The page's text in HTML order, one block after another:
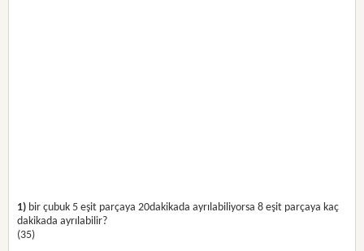
1) bir çubuk 5 eşit parçaya 20dakikada ayrılabiliyorsa 8 eşit parçaya kaç
dakikada ayrılabilir?
(35)